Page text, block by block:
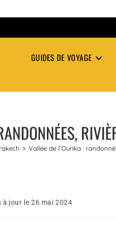
GUIDES DE VOYAGE
> Vallée de l’Ourika :
à jour le 26 mai 2024